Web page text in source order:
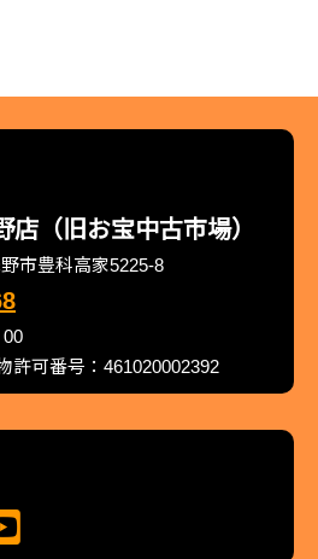
店（旧お宝中古市場）
市豊科高家5225-8
可番号：461020002392